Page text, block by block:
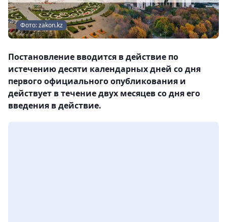
Фото: zakon.kz
Постановление вводится в действие по
истечению десяти календарных дней со дня
первого официального опубликования и
действует в течение двух месяцев со дня его
введения в действие.